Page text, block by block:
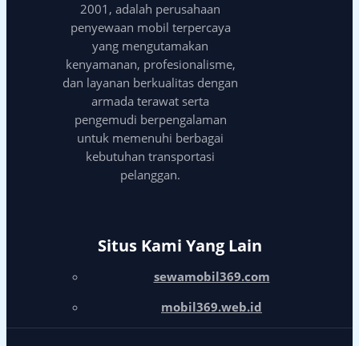
2001, adalah perusahaan
penyewaan mobil terpercaya
yang mengutamakan
kenyamanan, profesionalisme,
dan layanan berkualitas dengan
armada terawat serta
pengemudi berpengalaman
untuk memenuhi berbagai
kebutuhan transportasi
pelanggan.
Situs Kami Yang Lain
sewamobil369.com
mobil369.web.id